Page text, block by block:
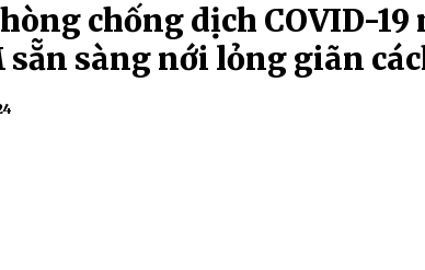
chống dịch COVID-19
sẵn sàng nới lỏng giãn